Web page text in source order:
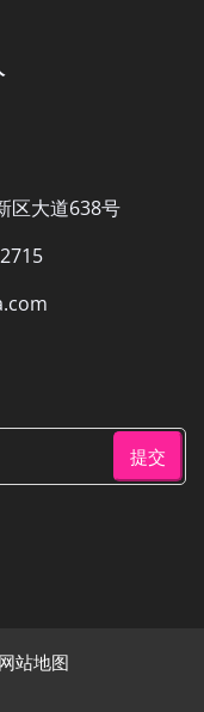
区大道638号
提交
网站地图